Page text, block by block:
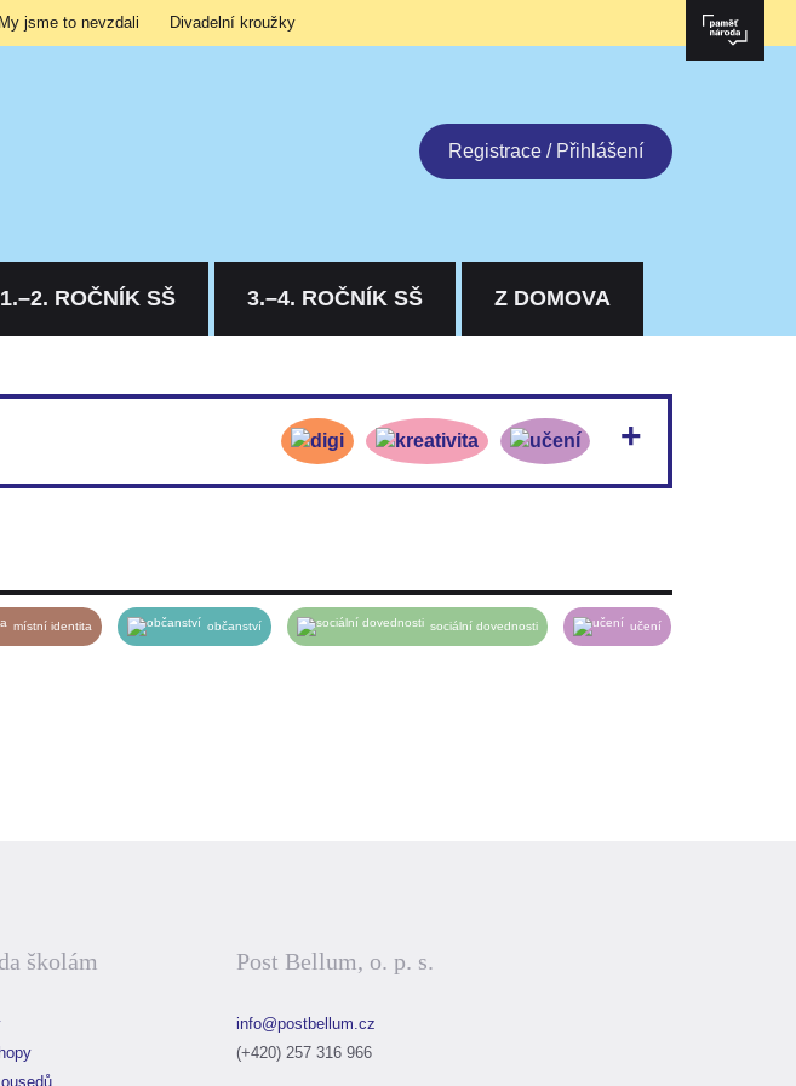
My jsme to nevzdali Divadelní kroužky
Registrace / Přihlášení
1.–2. ROČNÍK SŠ 3.–4. ROČNÍK SŠ Z DOMOVA
považujeme váš příběh za hotový.
místní identita občanství sociální dovednosti učení
školám Post Bellum, o. p. s.
info@postbellum.cz
(+420) 257 316 966